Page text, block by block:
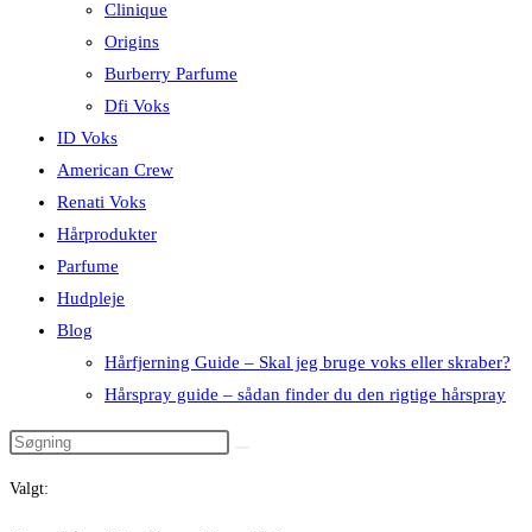
Clinique
Origins
Burberry Parfume
Dfi Voks
ID Voks
American Crew
Renati Voks
Hårprodukter
Parfume
Hudpleje
Blog
Hårfjerning Guide – Skal jeg bruge voks eller skraber?
Hårspray guide – sådan finder du den rigtige hårspray
Valgt: